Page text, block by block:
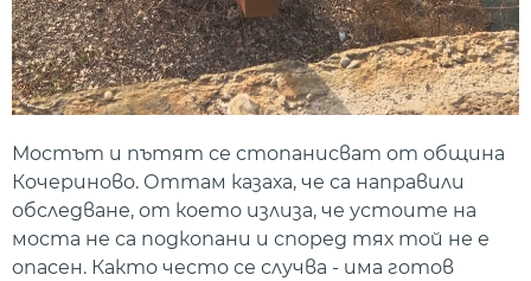
Мостът и пътят се стопанисват от община
Кочериново. Оттам казаха, че са направили
обследване, от което излиза, че устоите на
моста не са подкопани и според тях той не е
опасен. Както често се случва - има готов